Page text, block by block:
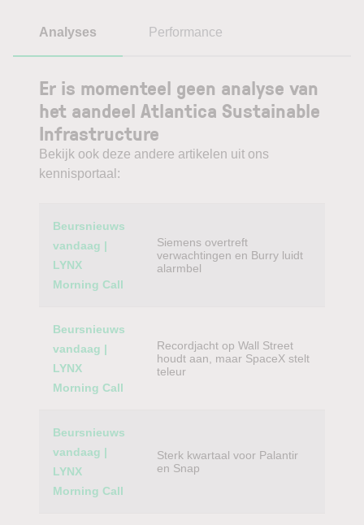
Analyses Performance
Er is momenteel geen analyse van
het aandeel Atlantica Sustainable
Infrastructure
Bekijk ook deze andere artikelen uit ons
kennisportaal:
Category
Beursnieuws
vandaag |
LYNX
Morning Call
Siemens overtreft
verwachtingen en Burry luidt
alarmbel
Beursnieuws
vandaag |
LYNX
Morning Call
Recordjacht op Wall Street
houdt aan, maar SpaceX stelt
teleur
Beursnieuws
vandaag |
LYNX
Morning Call
Sterk kwartaal voor Palantir
en Snap